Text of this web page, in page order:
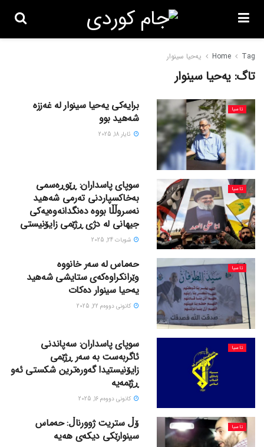
Home Tag یەحیا سینوار
تاگ: یەحیا سینوار
ئاسیا
برایەکی یەحیا سینوار لە غەززە
شەهید بوو
ئایار 18, 2025
ئاسیا
سوپای پاسداران: ڕێوڕەسمی
بەخاکسپاردنی تەرمی شەهید
نەسروڵڵا بووە دەنگدانەوەیەکی
جیهانی لە دژی ڕژێمی زایۆنیستی
شوبات 24, 2025
ئاسیا
حەماس لە سەر خانووە
وێرانکراوەکەی ستایشی شەهید
یەحیا سینوار دەکات
كانونی دووه‌م 22, 2025
ئاسیا
سوپای پاسداران: سەپاندنی
ئاگربەست بە سەر ڕژێمی
زایۆنیستیدا گەورەترین شکستی ئەو
ڕژێمەیە
كانونی دووه‌م 16, 2025
ئاسیا
ۆڵ ستریت ژوورناڵ: حەماس
سینوارێکی دیکەی هەیە